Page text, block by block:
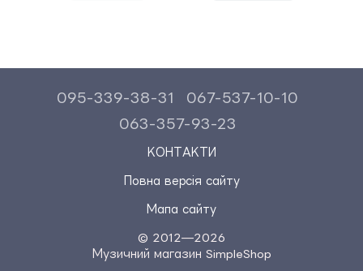
095-339-38-31
067-537-10-10
063-357-93-23
КОНТАКТИ
Повна версія сайту
Мапа сайту
© 2012—2026
Музичний магазин SimpleShop